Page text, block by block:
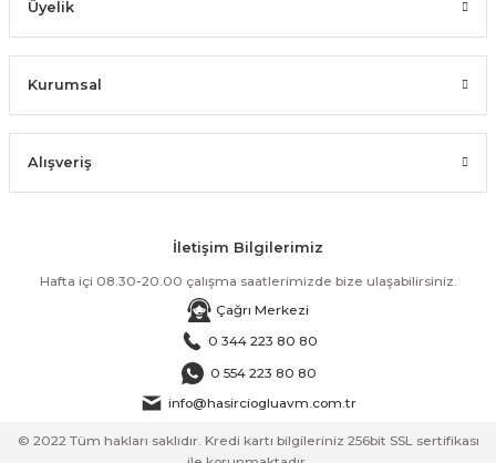
Üyelik
Kurumsal
Alışveriş
İletişim Bilgilerimiz
Hafta içi 08.30-20.00 çalışma saatlerimizde bize ulaşabilirsiniz.
Çağrı Merkezi
0 344 223 80 80
0 554 223 80 80
info@hasirciogluavm.com.tr
© 2022 Tüm hakları saklıdır. Kredi kartı bilgileriniz 256bit SSL sertifikası